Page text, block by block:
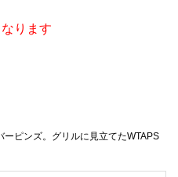
ります
ピンズ。グリルに見立てたWTAPS